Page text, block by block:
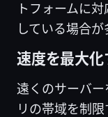
トフォームに
している場合が
速度を最大化
遠くのサーバ
リの帯域を制限